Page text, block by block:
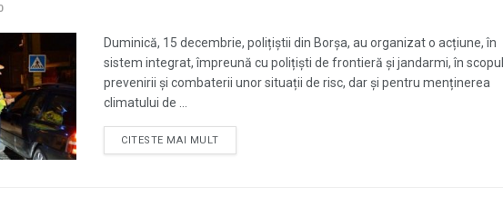
Duminică, 15 decembrie, polițiștii din Borșa, au organizat o acțiune, în
sistem integrat, împreună cu polițiști de frontieră și jandarmi, în scopul
prevenirii și combaterii unor situații de risc, dar și pentru menținerea
climatului de ...
CITESTE MAI MULT